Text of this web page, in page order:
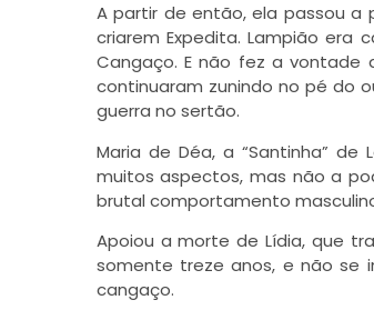
A partir de então, ela passou a
criarem Expedita. Lampião era
Cangaço. E não fez a vontade
continuaram zunindo no pé do
guerra no sertão.
Maria de Déa, a “Santinha”
muitos aspectos, mas não a
brutal comportamento
Apoiou a morte de Lídia, que
somente treze anos, e não se
cangaço.